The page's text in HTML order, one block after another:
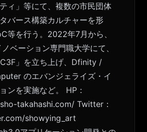
ィ」等にて、複数の市民団体
バース構築カルチャーを形
等を行う。2022年7月から、
ベーション専門職大学にて、
」を立ち上げ、Dfinity /
のエバンジェライズ・イ
ンを実施など。 HP：
takahashi.com/ Twitter：
showying_art